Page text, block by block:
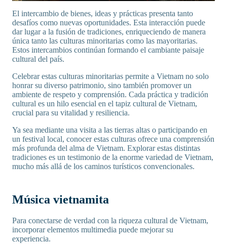
El intercambio de bienes, ideas y prácticas presenta tanto
desafíos como nuevas oportunidades. Esta interacción puede
dar lugar a la fusión de tradiciones, enriqueciendo de manera
única tanto las culturas minoritarias como las mayoritarias.
Estos intercambios continúan formando el cambiante paisaje
cultural del país.
Celebrar estas culturas minoritarias permite a Vietnam no solo
honrar su diverso patrimonio, sino también promover un
ambiente de respeto y comprensión. Cada práctica y tradición
cultural es un hilo esencial en el tapiz cultural de Vietnam,
crucial para su vitalidad y resiliencia.
Ya sea mediante una visita a las tierras altas o participando en
un festival local, conocer estas culturas ofrece una comprensión
más profunda del alma de Vietnam. Explorar estas distintas
tradiciones es un testimonio de la enorme variedad de Vietnam,
mucho más allá de los caminos turísticos convencionales.
Música vietnamita
Para conectarse de verdad con la riqueza cultural de Vietnam,
incorporar elementos multimedia puede mejorar su
experiencia.